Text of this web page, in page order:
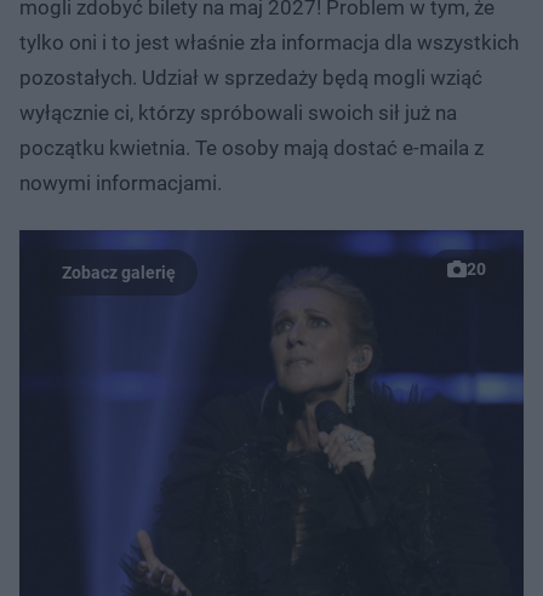
mogli zdobyć bilety na maj 2027! Problem w tym, że
tylko oni i to jest właśnie zła informacja dla wszystkich
pozostałych. Udział w sprzedaży będą mogli wziąć
wyłącznie ci, którzy spróbowali swoich sił już na
początku kwietnia. Te osoby mają dostać e-maila z
nowymi informacjami.
20